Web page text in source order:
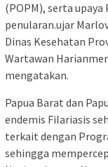
(POPM), serta
penularan.ujar
Dinas Kesehatan
Wartawan
mengatakan.
Papua Barat dan
endemis Filariasis
terkait dengan
sehingga